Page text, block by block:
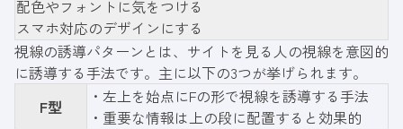
配色やフォントに気をつける
スマホ対応のデザインにする
視線の誘導パターンとは、サイトを見る人の視線を意図的
に誘導する手法です。主に以下の3つが挙げられます。
F型
・左上を始点にFの形で視線を誘導する手法
・重要な情報は上の段に配置すると効果的